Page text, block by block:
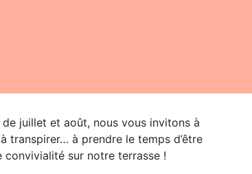
juillet et août, nous vous invitons à
transpirer… à prendre le temps d’être
sur notre terrasse !